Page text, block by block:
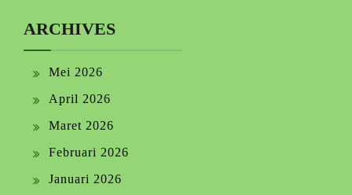
ARCHIVES
Mei 2026
April 2026
Maret 2026
Februari 2026
Januari 2026